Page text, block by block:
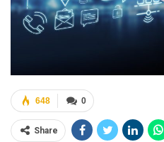
0
648
Share